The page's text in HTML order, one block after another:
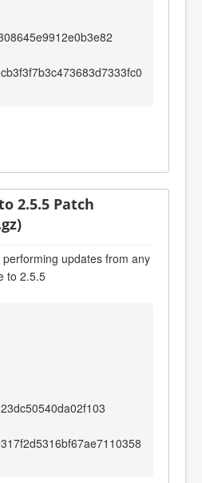
2.5.5 Patch
updates from any
to 2.5.5